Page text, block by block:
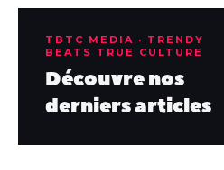
TBTC MEDIA · TRENDY
BEATS TRUE CULTURE
Découvre nos
derniers articles